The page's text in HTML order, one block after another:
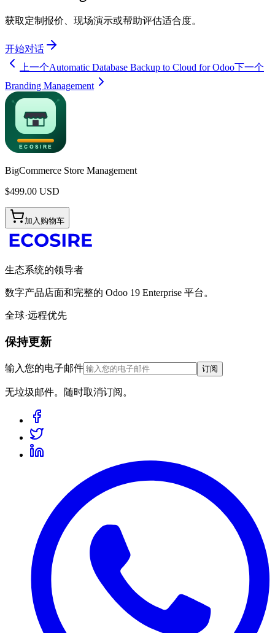
获取定制报价、现场演示或帮助评估适合度。
开始对话
上一个Automatic Database Backup to Cloud for Odoo下一个
Branding Management
BigCommerce Store Management
$499.00 USD
加入购物车
生态系统的领导者
数字产品店面和完整的 Odoo 19 Enterprise 平台。
全球·远程优先
保持更新
输入您的电子邮件 订阅
无垃圾邮件。随时取消订阅。